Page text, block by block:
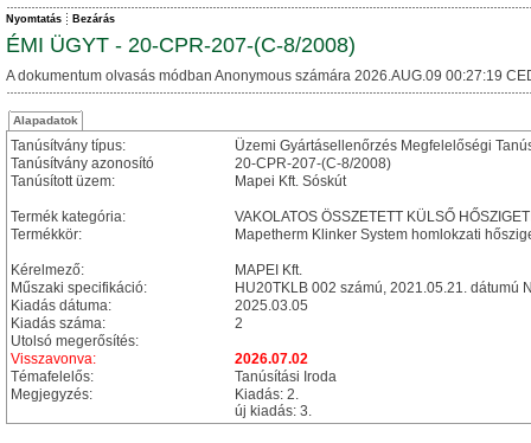
Nyomtatás Bezárás
ÉMI ÜGYT - 20-CPR-207-(C-8/2008)
A dokumentum olvasás módban Anonymous számára 2026.AUG.09 00:27:19
Alapadatok
Tanúsítvány típus:
Üzemi Gyártásellenőrzés Megfelelőségi
Tanúsítvány azonosító
20-CPR-207-(C-8/2008)
Tanúsított üzem:
Mapei Kft. Sóskút
Termék kategória:
VAKOLATOS ÖSSZETETT KÜLSŐ
Termékkör:
Mapetherm Klinker System homlokzati
Kérelmező:
MAPEI Kft.
Műszaki specifikáció:
HU20TKLB 002 számú, 2021.05.21. dátumú
Kiadás dátuma:
2025.03.05
Kiadás száma:
2
Utolsó megerősítés:
Visszavonva:
2026.07.02
Témafelelős:
Tanúsítási Iroda
Megjegyzés:
Kiadás: 2.
új kiadás: 3.